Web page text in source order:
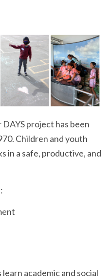
project has been
Children and youth
in a safe, productive, and
academic and social